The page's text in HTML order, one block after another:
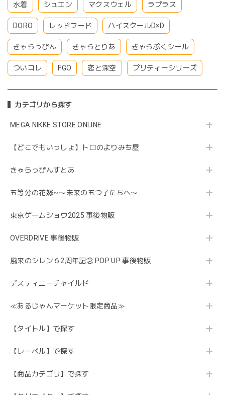
水着 シュエン マクスウェル ラプラス
DORO レッドフード ハイスクールD×D
きゃらっぴん きゃらとりあ きゃらぷくシール
ついコレ FGO 恋と深空 プリティーシリーズ
カテゴリから探す
MEGA NIKKE STORE ONLINE
【どこでもいっしょ】トロのよりみち屋
きゃらっぴんすとあ
五等分の花嫁∽〜未来の五つ子たちへ〜
東京ゲームショウ2025 事後物販
OVERDRIVE 事後物販
風来のシレン６2周年記念 POP UP 事後物販
デスティニーチャイルド
≪あるじゃんマーケット限定商品≫
【タイトル】で探す
【レーベル】で探す
【商品カテゴリ】で探す